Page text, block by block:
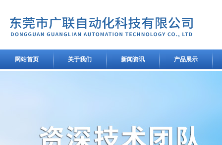
网站首页 关于我们 新闻资讯 产品展示